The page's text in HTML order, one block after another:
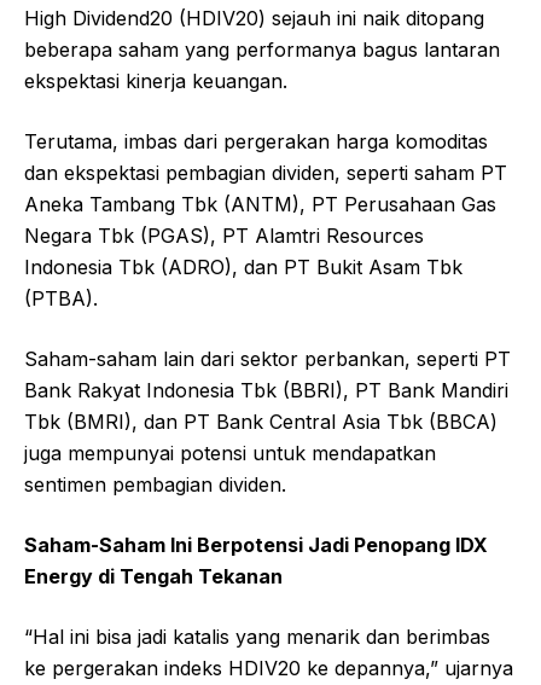
High Dividend20 (HDIV20) sejauh ini naik ditopang
beberapa saham yang performanya bagus lantaran
ekspektasi kinerja keuangan.
Terutama, imbas dari pergerakan harga komoditas
dan ekspektasi pembagian dividen, seperti saham PT
Aneka Tambang Tbk (ANTM), PT Perusahaan Gas
Negara Tbk (PGAS), PT Alamtri Resources
Indonesia Tbk (ADRO), dan PT Bukit Asam Tbk
(PTBA).
Saham-saham lain dari sektor perbankan, seperti PT
Bank Rakyat Indonesia Tbk (BBRI), PT Bank Mandiri
Tbk (BMRI), dan PT Bank Central Asia Tbk (BBCA)
juga mempunyai potensi untuk mendapatkan
sentimen pembagian dividen.
Saham-Saham Ini Berpotensi Jadi Penopang IDX
Energy di Tengah Tekanan
“Hal ini bisa jadi katalis yang menarik dan berimbas
ke pergerakan indeks HDIV20 ke depannya,” ujarnya